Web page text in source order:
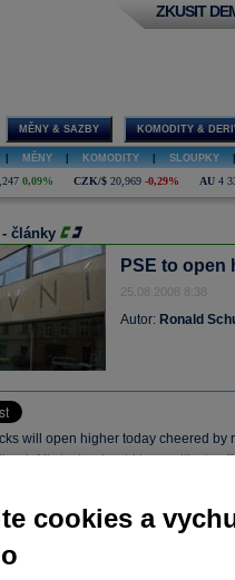
ZKUSIT
MĚNY & SAZBY KOMODITY &
MĚNY KOMODITY SLOUPKY
0,09% CZK/$ 20,969 -0,29% AU 4
- články
PSE to open
25.08.2008 8:38
Autor: Ronald
will open higher today cheered by
All stocks should be positively
článku je dostupné jen
cookies a